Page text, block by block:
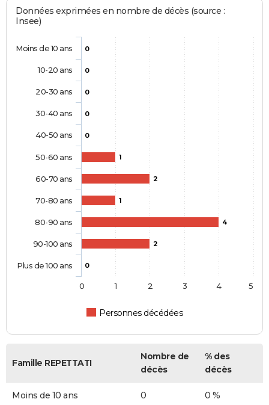
Données exprimées en nombre de décès (source :
Insee)
0
0
0
0
0
1
2
1
4
2
0
Personnes décédées
Moins de 10 ans
10-20 ans
20-30 ans
30-40 ans
40-50 ans
50-60 ans
60-70 ans
70-80 ans
80-90 ans
90-100 ans
Plus de 100 ans
0 1 2 3 4 5
Famille REPETTATI
Nombre de
décès
% des
décès
Moins de 10 ans 0 0 %